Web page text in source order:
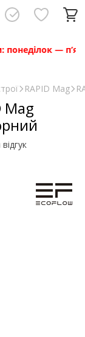
—
RAPID Mag
Mag